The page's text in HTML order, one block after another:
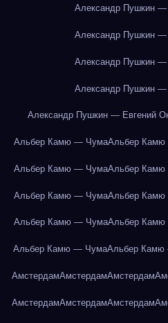
Александр Пушкин —
Александр Пушкин —
Александр Пушкин —
Александр Пушкин —
Александр Пушкин — Евгений
Альбер Камю — ЧумаАльбер
Альбер Камю — ЧумаАльбер
Альбер Камю — ЧумаАльбер
Альбер Камю — ЧумаАльбер
Альбер Камю — ЧумаАльбер
АмстердамАмстердамАмстердам
АмстердамАмстердамАмстердам